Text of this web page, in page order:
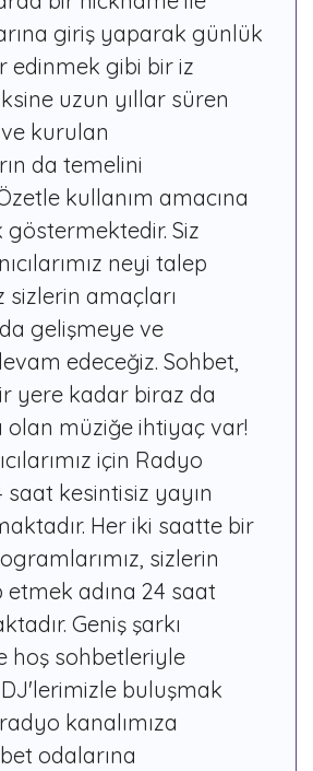
giriş yaparak günlük
edinmek gibi bir iz
uzun yıllar süren
kurulan
da temelini
kullanım amacına
göstermektedir. Siz
neyi talep
sizlerin amaçları
gelişmeye ve
edeceğiz. Sohbet,
yere kadar biraz da
olan müziğe ihtiyaç var!
için Radyo
saat kesintisiz yayın
Her iki saatte bir
sizlerin
etmek adına 24 saat
Geniş şarkı
hoş sohbetleriyle
buluşmak
kanalımıza
odalarına